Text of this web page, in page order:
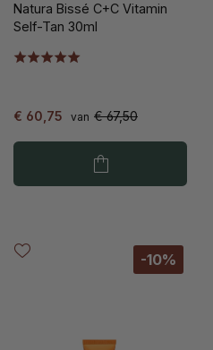
Natura Bissé C+C Vitamin
Self-Tan 30ml
€ 60,75 van € 67,50
-10%